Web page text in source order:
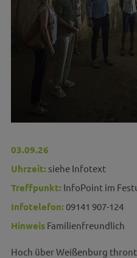
03.09.26
Uhrzeit: siehe Infotext
Treffpunkt: InfoPoint im
Infotelefon: 09141 907-124
HinweisFamilienfreundlich
Hoch über Weißenburg